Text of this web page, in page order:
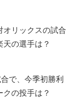
オリックスの試合
の選手は？
で、今季初勝利
の投手は？